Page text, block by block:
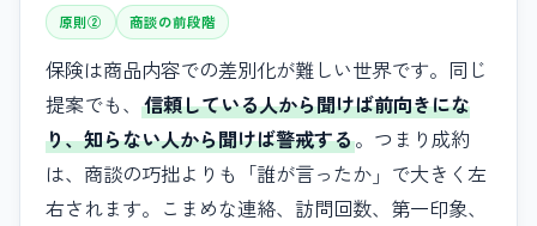
原則② 商談の前段階
保険は商品内容での差別化が難しい世界です。同じ
提案でも、 信頼している人から聞けば前向きにな
り、知らない人から聞けば警戒する。つまり成約
は、商談の巧拙よりも「誰が言ったか」で大きく左
右されます。こまめな連絡、訪問回数、第一印象、